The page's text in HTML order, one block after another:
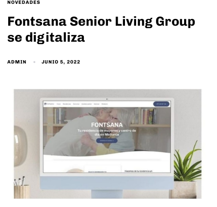
NOVEDADES
Fontsana Senior Living Group
se digitaliza
ADMIN JUNIO 5, 2022